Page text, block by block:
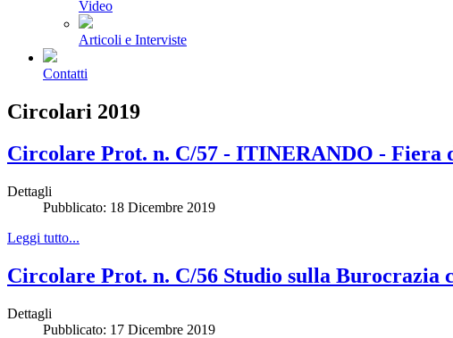
Video
Articoli e Interviste
Contatti
Circolari 2019
Circolare Prot. n. C/57 - ITINERANDO - Fiera
Dettagli
Pubblicato: 18 Dicembre 2019
Leggi tutto...
Circolare Prot. n. C/56 Studio sulla Burocrazia
Dettagli
Pubblicato: 17 Dicembre 2019